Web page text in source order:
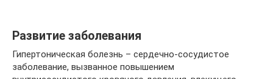
Развитие заболевания
Гипертоническая болезнь – сердечно-сосудистое
заболевание, вызванное повышением